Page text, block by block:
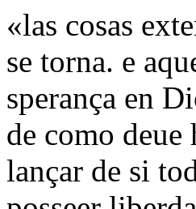
«las cosas
se torna. e
sperança en
de como
lançar de si